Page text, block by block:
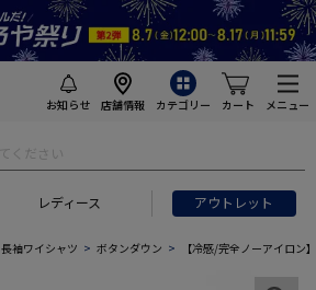
お知らせ 店舗情報 カテゴリー カート メニュー
レディース アウトレット
長袖ワイシャツ ボタンダウン 【冷感/完全ノーアイロ